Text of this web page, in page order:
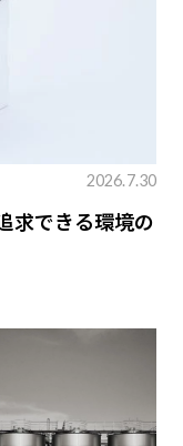
2026.7.30
求できる環境の